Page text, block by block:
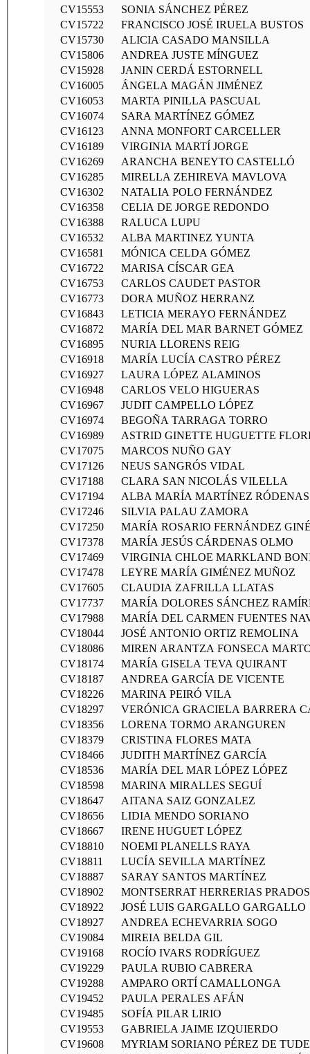
CV15553
SONIA SÁNCHEZ PÉREZ
CV15722
FRANCISCO JOSÉ IRUELA BUSTOS
CV15730
ALICIA CASADO MANSILLA
CV15806
ANDREA JUSTE MÍNGUEZ
CV15928
JANIN CERDÁ ESTORNELL
CV16005
ÁNGELA MAGÁN JIMÉNEZ
CV16053
MARTA PINILLA PASCUAL
CV16074
SARA MARTÍNEZ GÓMEZ
CV16123
ANNA MONFORT CARCELLER
CV16189
VIRGINIA MARTÍ JORGE
CV16269
ARANCHA BENEYTO CASTELLÓ
CV16285
MIRELLA ZEHIREVA MAVLOVA
CV16302
NATALIA POLO FERNÁNDEZ
CV16358
CELIA DE JORGE REDONDO
CV16388
RALUCA LUPU
CV16532
ALBA MARTINEZ YUNTA
CV16581
MÓNICA CELDA GÓMEZ
CV16722
MARISA CÍSCAR GEA
CV16753
CARLOS CAUDET PASTOR
CV16773
DORA MUÑOZ HERRANZ
CV16843
LETICIA MERAYO FERNÁNDEZ
CV16872
MARÍA DEL MAR BARNET GÓMEZ
CV16895
NURIA LLORENS REIG
CV16918
MARÍA LUCÍA CASTRO PÉREZ
CV16927
LAURA LÓPEZ ALAMINOS
CV16948
CARLOS VELO HIGUERAS
CV16967
JUDIT CAMPELLO LÓPEZ
CV16974
BEGOÑA TARRAGA TORRO
CV16989
ASTRID GINETTE HUGUETTE
CV17075
MARCOS NUÑO GAY
CV17126
NEUS SANGRÓS VIDAL
CV17188
CLARA SAN NICOLÁS VILELLA
CV17194
ALBA MARÍA MARTÍNEZ RÓDENAS
CV17246
SILVIA PALAU ZAMORA
CV17250
MARÍA ROSARIO FERNÁNDEZ
CV17378
MARÍA JESÚS CÁRDENAS OLMO
CV17469
VIRGINIA CHLOE MARKLAND
CV17478
LEYRE MARÍA GIMÉNEZ MUÑOZ
CV17605
CLAUDIA ZAFRILLA LLATAS
CV17737
MARÍA DOLORES SÁNCHEZ
CV17988
MARÍA DEL CARMEN FUENTES
CV18044
JOSÉ ANTONIO ORTIZ REMOLINA
CV18086
MIREN ARANTZA FONSECA
CV18174
MARÍA GISELA TEVA QUIRANT
CV18187
ANDREA GARCÍA DE VICENTE
CV18226
MARINA PEIRÓ VILA
CV18297
VERÓNICA GRACIELA BARRERA
CV18356
LORENA TORMO ARANGUREN
CV18379
CRISTINA FLORES MATA
CV18466
JUDITH MARTÍNEZ GARCÍA
CV18536
MARÍA DEL MAR LÓPEZ LÓPEZ
CV18598
MARINA MIRALLES SEGUÍ
CV18647
AITANA SAIZ GONZALEZ
CV18656
LIDIA MENDO SORIANO
CV18667
IRENE HUGUET LÓPEZ
CV18810
NOEMI PLANELLS RAYA
CV18811
LUCÍA SEVILLA MARTÍNEZ
CV18887
SARAY SANTOS MARTÍNEZ
CV18902
MONTSERRAT HERRERIAS PRADOS
CV18922
JOSÉ LUIS GARGALLO GARGALLO
CV18927
ANDREA ECHEVARRIA SOGO
CV19084
MIREIA BELDA GIL
CV19168
ROCÍO IVARS RODRÍGUEZ
CV19229
PAULA RUBIO CABRERA
CV19288
AMPARO ORTÍ CAMALLONGA
CV19452
PAULA PERALES AFÁN
CV19485
SOFÍA PILAR LIRIO
CV19553
GABRIELA JAIME IZQUIERDO
CV19608
MYRIAM SORIANO PÉREZ DE